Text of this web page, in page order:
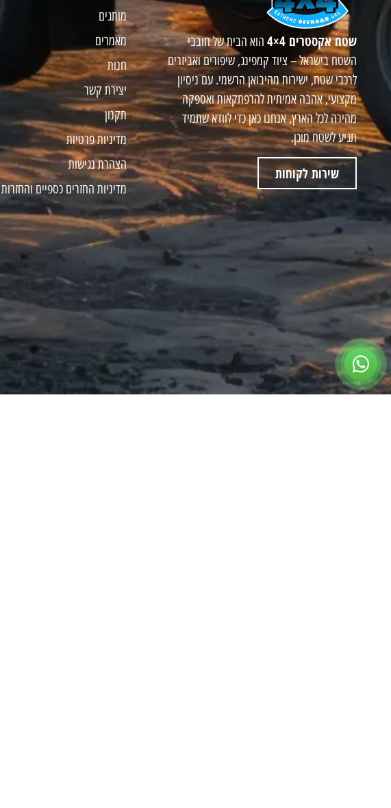
שטח אקסטרים 4×4
הוא הבית של חובבי
השטח בישראל – ציוד קמפינג, שיפורים ואביזרים
לרכבי שטח, ישירות מהיבואן הרשמי. עם ניסיון
מקצועי, אהבה אמיתית להרפתקאות ואספקה
מהירה לכל הארץ, אנחנו כאן כדי לוודא שתמיד
תגיע לשטח מוכן.
שירות לקוחות
מותגים
מאמרים
חנות
יצירת קשר
תקנון
מדיניות פרטיות
הצהרת נגישות
מדיניות החזרים כספיים והחזרות